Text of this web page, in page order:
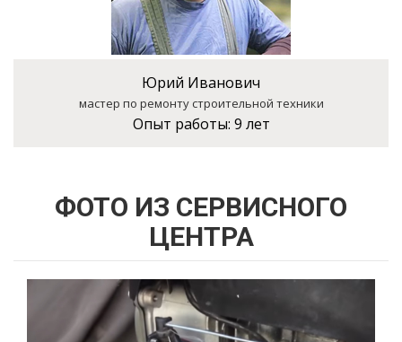
Юрий Иванович
мастер по ремонту строительной техники
Опыт работы: 9 лет
ФОТО ИЗ СЕРВИСНОГО
ЦЕНТРА